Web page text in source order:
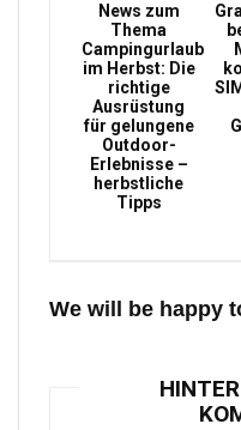
News zum
Thema
Campingurlaub
im Herbst: Die
richtige
Ausrüstung
für gelungene
Outdoor-
Erlebnisse –
herbstliche
Tipps
We will be happy